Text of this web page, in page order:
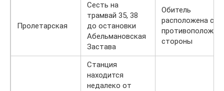
Пролетарская
Сесть на
трамвай 35, 38
до остановки
Абельмановская
Застава
Обитель
расположена с
стороны
Станция
находится
недалеко от